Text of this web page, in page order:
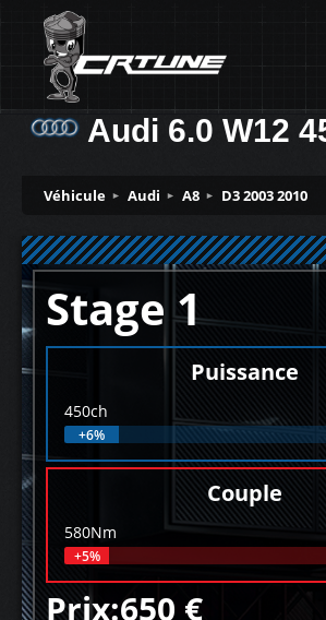
Audi 6.0 W12
Véhicule Audi A8 D3 2003 2010
Stage 1
Puissance
450ch
+6%
Couple
580Nm
+5%
Prix:650 €